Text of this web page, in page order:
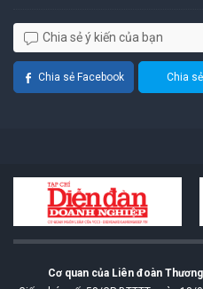
Chia sẻ ý kiến của bạn
Chia sẻ Facebook Chia
Cơ quan của Liên đoàn